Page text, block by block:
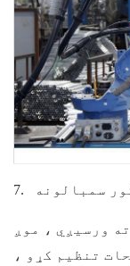
7. سمبالونه
ورسیږي ، موږ
تنظیم کړو ،